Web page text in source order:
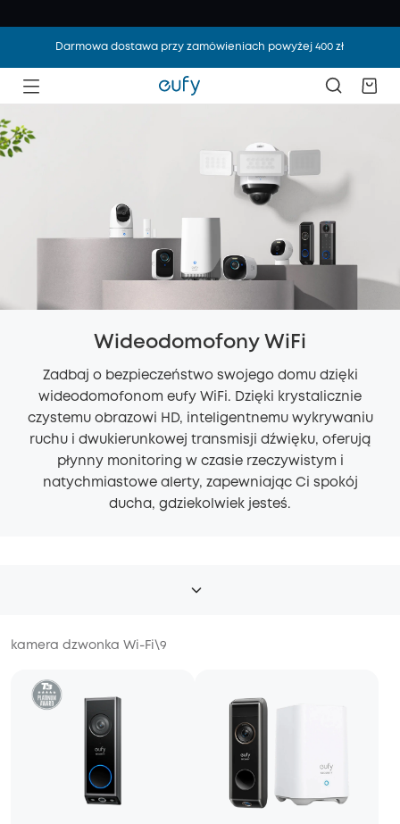
Darmowa dostawa przy zamówieniach powyżej 400 zł
Wideodomofony WiFi
Zadbaj o bezpieczeństwo swojego domu dzięki
wideodomofonom eufy WiFi. Dzięki krystalicznie
czystemu obrazowi HD, inteligentnemu wykrywaniu
ruchu i dwukierunkowej transmisji dźwięku, oferują
płynny monitoring w czasie rzeczywistym i
natychmiastowe alerty, zapewniając Ci spokój
ducha, gdziekolwiek jesteś.
kamera dzwonka Wi-Fi\9